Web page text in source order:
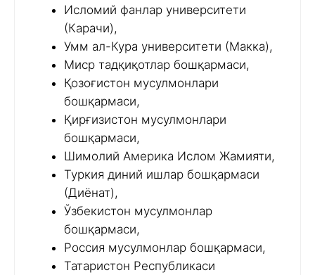
Исломий фанлар университети
(Карачи),
Умм ал-Кура университети (Макка),
Миср тадқиқотлар бошқармаси,
Қозоғистон мусулмонлари
бошқармаси,
Қирғизистон мусулмонлари
бошқармаси,
Шимолий Америка Ислом Жамияти,
Туркия диний ишлар бошқармаси
(Диёнат),
Ўзбекистон мусулмонлар
бошқармаси,
Россия мусулмонлар бошқармаси,
Татаристон Республикаси